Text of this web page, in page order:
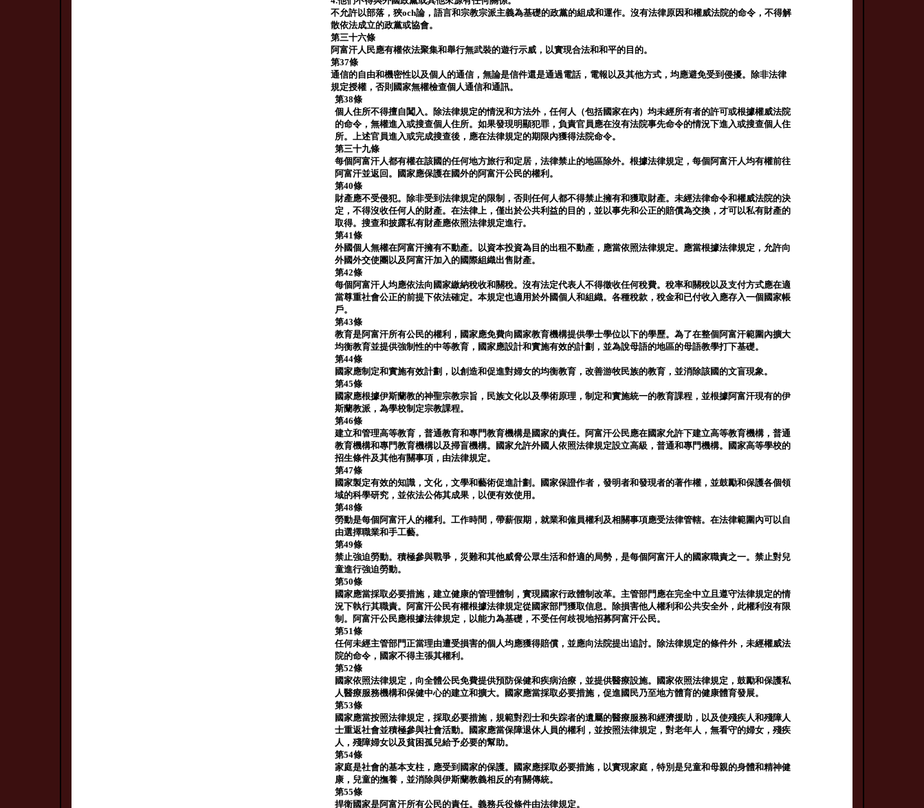
不允許以部落，狹och論，語言和宗教宗派主義為基礎的政黨的組成和運作。沒有法律原因和權威法院的命令，不得解
散依法成立的政黨或協會。
第三十六條
阿富汗人民應有權依法聚集和舉行無武裝的遊行示威，以實現合法和和平的目的。
第37條
通信的自由和機密性以及個人的通信，無論是信件還是通過電話，電報以及其他方式，均應避免受到侵擾。除非法律
規定授權，否則國家無權檢查個人通信和通訊。
第38條
個人住所不得擅自闖入。除法律規定的情況和方法外，任何人（包括國家在內）均未經所有者的許可或根據權威法院
的命令，無權進入或搜查個人住所。如果發現明顯犯罪，負責官員應在沒有法院事先命令的情況下進入或搜查個人住
所。上述官員進入或完成搜查後，應在法律規定的期限內獲得法院命令。
第三十九條
每個阿富汗人都有權在該國的任何地方旅行和定居，法律禁止的地區除外。根據法律規定，每個阿富汗人均有權前往
阿富汗並返回。國家應保護在國外的阿富汗公民的權利。
第40條
財產應不受侵犯。除非受到法律規定的限制，否則任何人都不得禁止擁有和獲取財產。未經法律命令和權威法院的決
定，不得沒收任何人的財產。在法律上，僅出於公共利益的目的，並以事先和公正的賠償為交換，才可以私有財產的
取得。搜查和披露私有財產應依照法律規定進行。
第41條
外國個人無權在阿富汗擁有不動產。以資本投資為目的出租不動產，應當依照法律規定。應當根據法律規定，允許向
外國外交使團以及阿富汗加入的國際組織出售財產。
第42條
每個阿富汗人均應依法向國家繳納稅收和關稅。沒有法定代表人不得徵收任何稅費。稅率和關稅以及支付方式應在適
當尊重社會公正的前提下依法確定。本規定也適用於外國個人和組織。各種稅款，稅金和已付收入應存入一個國家帳
戶。
第43條
教育是阿富汗所有公民的權利，國家應免費向國家教育機構提供學士學位以下的學歷。為了在整個阿富汗範圍內擴大
均衡教育並提供強制性的中等教育，國家應設計和實施有效的計劃，並為說母語的地區的母語教學打下基礎。
第44條
國家應制定和實施有效計劃，以創造和促進對婦女的均衡教育，改善游牧民族的教育，並消除該國的文盲現象。
第45條
國家應根據伊斯蘭教的神聖宗教宗旨，民族文化以及學術原理，制定和實施統一的教育課程，並根據阿富汗現有的伊
斯蘭教派，為學校制定宗教課程。
第46條
建立和管理高等教育，普通教育和專門教育機構是國家的責任。阿富汗公民應在國家允許下建立高等教育機構，普通
教育機構和專門教育機構以及掃盲機構。國家允許外國人依照法律規定設立高級，普通和專門機構。國家高等學校的
招生條件及其他有關事項，由法律規定。
第47條
國家製定有效的知識，文化，文學和藝術促進計劃。國家保證作者，發明者和發現者的著作權，並鼓勵和保護各個領
域的科學研究，並依法​​公佈其成果，以便有效使用。
第48條
勞動是每個阿富汗人的權利。工作時間，帶薪假期，就業和僱員權利及相關事項應受法律管轄。在法律範圍內可以自
由選擇職業和手工藝。
第49條
禁止強迫勞動。積極參與戰爭，災難和其他威脅公眾生活和舒適的局勢，是每個阿富汗人的國家職責之一。禁止對兒
童進行強迫勞動。
第50條
國家應當採取必要措施，建立健康的管理體制，實現國家行政體制改革。主管部門應在完全中立且遵守法律規定的情
況下執行其職責。阿富汗公民有權根據法律規定從國家部門獲取信息。除損害他人權利和公共安全外，此權利沒有限
制。阿富汗公民應根據法律規定，以能力為基礎，不受任何歧視地招募阿富汗公民。
第51條
任何未經主管部門正當理由遭受損害的個人均應獲得賠償，並應向法院提出追討。除法律規定的條件外，未經權威法
院的命令，國家不得主張其權利。
第52條
國家依照法律規定，向全體公民免費提供預防保健和疾病治療，並提供醫療設施。國家依照法律規定，鼓勵和保護私
人醫療服務機構和保健中心的建立和擴大。國家應當採取必要措施，促進國民乃至地方體育的健康體育發展。
第53條
國家應當按照法律規定，採取必要措施，規範對烈士和失踪者的遺屬的醫療服務和經濟援助，以及使殘疾人和殘障人
士重返社會並積極參與社會活動。國家應當保障退休人員的權利，並按照法律規定，對老年人，無看守的婦女，殘疾
人，殘障婦女以及貧困孤兒給予必要的幫助。
第54條
家庭是社會的基本支柱，應受到國家的保護。國家應採取必要措施，以實現家庭，特別是兒童和母親的身體和精神健
康，兒童的撫養，並消除與伊斯蘭教義相反的有關傳統。
第55條
捍衛國家是阿富汗所有公民的責任。義務兵役條件由法律規定。